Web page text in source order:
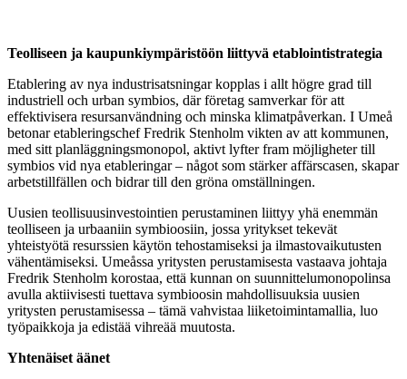
Teolliseen ja kaupunkiympäristöön liittyvä etablointistrategia
Etablering av nya industrisatsningar kopplas i allt högre grad till
industriell och urban symbios, där företag samverkar för att
effektivisera resursanvändning och minska klimatpåverkan. I Umeå
betonar etableringschef Fredrik Stenholm vikten av att kommunen,
med sitt planläggningsmonopol, aktivt lyfter fram möjligheter till
symbios vid nya etableringar – något som stärker affärscasen, skapar
arbetstillfällen och bidrar till den gröna omställningen.
Uusien teollisuusinvestointien perustaminen liittyy yhä enemmän
teolliseen ja urbaaniin symbioosiin, jossa yritykset tekevät
yhteistyötä resurssien käytön tehostamiseksi ja ilmastovaikutusten
vähentämiseksi. Umeåssa yritysten perustamisesta vastaava johtaja
Fredrik Stenholm korostaa, että kunnan on suunnittelumonopolinsa
avulla aktiivisesti tuettava symbioosin mahdollisuuksia uusien
yritysten perustamisessa – tämä vahvistaa liiketoimintamallia, luo
työpaikkoja ja edistää vihreää muutosta.
Yhtenäiset äänet